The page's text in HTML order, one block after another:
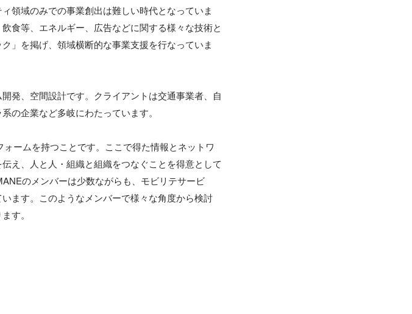
領域のみでの事業創出は難しい時代となっていま
食等、エネルギー、広告などに関する様々な技術と
」を掲げ、領域横断的な事業支援を行なっていま
発、空間設計です。クライアントは交通事業者、自
の企業など多岐にわたっています。
ームを持つことです。ここで得た情報とネットワ
え、人と人・組織と組織をつなぐことを得意として
のメンバーは少数ながらも、モビリテサービ
ます。このようなメンバーで様々な角度から検討